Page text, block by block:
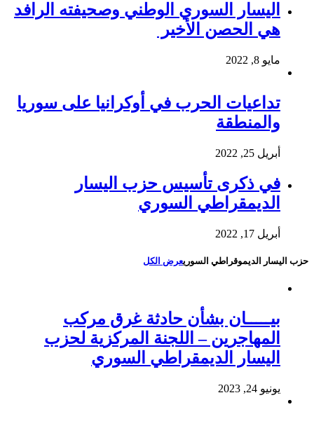
اليسار السوري الوطني وصحيفته الرافد
هي الحصن الأخير
مايو 8, 2022
تداعيات الحرب في أوكرانيا على سوريا
والمنطقة
أبريل 25, 2022
في ذكرى تأسيس حزب اليسار
الديمقراطي السوري
أبريل 17, 2022
حزب اليسار الديموقراطي السوريعرض الكل
بيـــــان بشأن حادثة غرق مركب
المهاجرين – اللجنة المركزية لحزب
اليسار الديمقراطي السوري
يونيو 24, 2023